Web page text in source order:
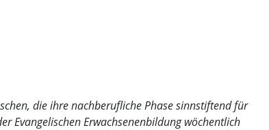
die ihre nachberufliche Phase sinnstiftend für
Evangelischen Erwachsenenbildung wöchentlich